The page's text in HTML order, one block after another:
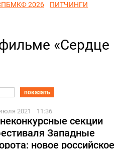
2026
ПИТЧИНГИ
«Сердце
показать
2021 11:36
секции
Западные
новое российское